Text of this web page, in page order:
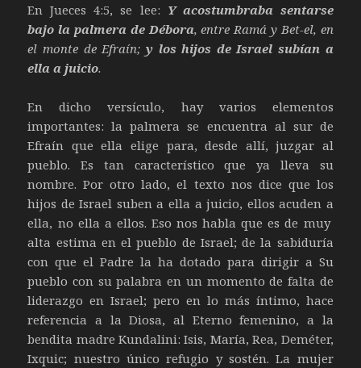
En Jueces 4:5, se lee: Y acostumbraba sentarse
bajo la palmera de Débora, entre Ramá y Bet-el, en
el monte de Efraín; y los hijos de Israel subían a
ella a juicio.
En dicho versículo, hay varios elementos
importantes: la palmera se encuentra al sur de
Efraín que ella elige para, desde allí, juzgar al
pueblo. Es tan característico que ya lleva su
nombre. Por otro lado, el texto nos dice que los
hijos de Israel suben a ella a juicio, ellos acuden a
ella, no ella a ellos. Eso nos habla que es de muy
alta estima en el pueblo de Israel; de la sabiduría
con que el Padre la ha dotado para dirigir a Su
pueblo con su palabra en un momento de falta de
liderazgo en Israel; pero en lo más íntimo, hace
referencia a la Diosa, al Eterno femenino, a la
bendita madre Kundalini: Isis, María, Rea, Deméter,
Ixquic; nuestro único refugio y sostén. La mujer